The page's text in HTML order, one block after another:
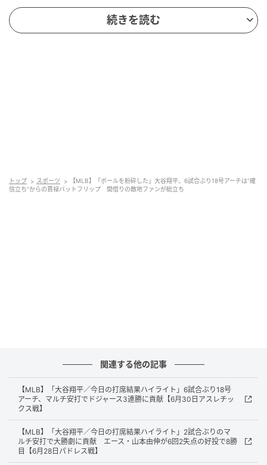
な打球は、滞空時間4.9秒で右翼スタンドへ飛び込む飛
距離432フィート（約131.6メートル）の18号3ランと
ームランボールをキャッチしたのは、大谷のレプリカ
元記事で読む
次の記事
今季アルバトロス達成の桑木志帆が参考 ウ
ッド系クラブで綺麗にボールを払い打つポイ
ント
続きを読む
トップ スポーツ
【MLB】「ボールを粉砕した」大谷翔平、6試合ぶり18号アーチは“確
信立ち”からの貫禄バットフリップ 間借りの敵地ファンが総立ち
関連する他の記事
【MLB】「大谷翔平／今日の打席結果ハイライト」6試合ぶり18号
アーチ、マルチ安打でドジャース3連勝に貢献【6月30日アスレチッ
クス戦】
【MLB】「大谷翔平／今日の打席結果ハイライト」2試合ぶりのマ
ルチ安打で大勝劇に貢献 エース・山本由伸が6回2失点の好投で8勝
目【6月28日パドレス戦】